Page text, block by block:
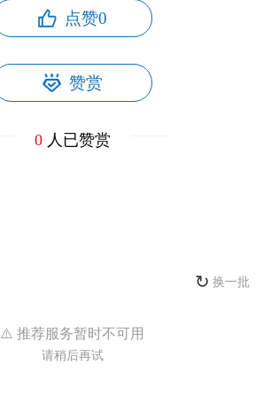
点赞0
赞赏
0人已赞赏
↻ 换一批
⚠️ 推荐服务暂时不可用
请稍后再试